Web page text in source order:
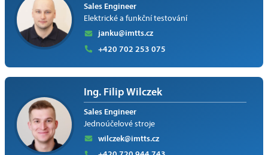
Sales Engineer
Elektrické a funkční testování
janku@imtts.cz
+420 702 253 075
Ing. Filip Wilczek
Sales Engineer
Jednoúčelové stroje
wilczek@imtts.cz